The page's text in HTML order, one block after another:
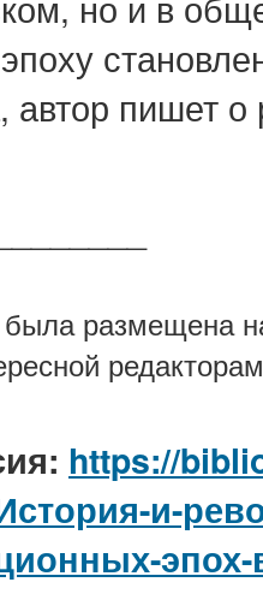
автор пишет
размещена
https://
и-
эпох-